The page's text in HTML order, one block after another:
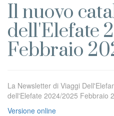
Il nuovo
dell'Elefate
Febbraio
La Newsletter di Viaggi
dell'Elefate 2024/2025 Febbraio
Versione online